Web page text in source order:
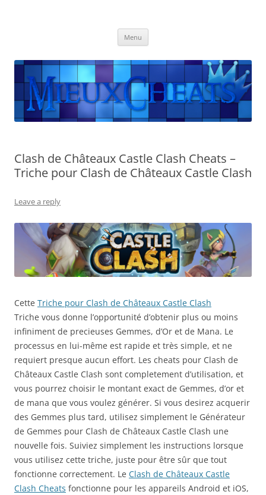
Menu
Clash de Châteaux Castle Clash Cheats –
Triche pour Clash de Châteaux Castle Clash
Leave a reply
Cette Triche pour Clash de Châteaux Castle Clash
Triche vous donne l’opportunité d’obtenir plus ou moins
infiniment de precieuses Gemmes, d’Or et de Mana. Le
processus en lui-même est rapide et très simple, et ne
requiert presque aucun effort. Les cheats pour Clash de
Châteaux Castle Clash sont completement d’utilisation, et
vous pourrez choisir le montant exact de Gemmes, d’or et
de mana que vous voulez générer. Si vous desirez acquerir
des Gemmes plus tard, utilisez simplement le Générateur
de Gemmes pour Clash de Châteaux Castle Clash une
nouvelle fois. Suiviez simplement les instructions lorsque
vous utilisez cette triche, juste pour être sûr que tout
fonctionne correctement. Le Clash de Châteaux Castle
Clash Cheats fonctionne pour les appareils Android et iOS,